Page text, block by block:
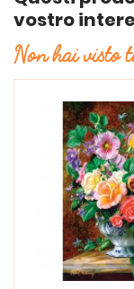
vostro
Non hai visto